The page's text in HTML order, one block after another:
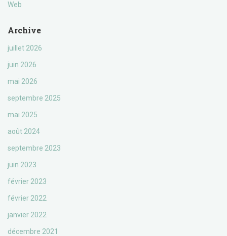
Web
Archive
juillet 2026
juin 2026
mai 2026
septembre 2025
mai 2025
août 2024
septembre 2023
juin 2023
février 2023
février 2022
janvier 2022
décembre 2021